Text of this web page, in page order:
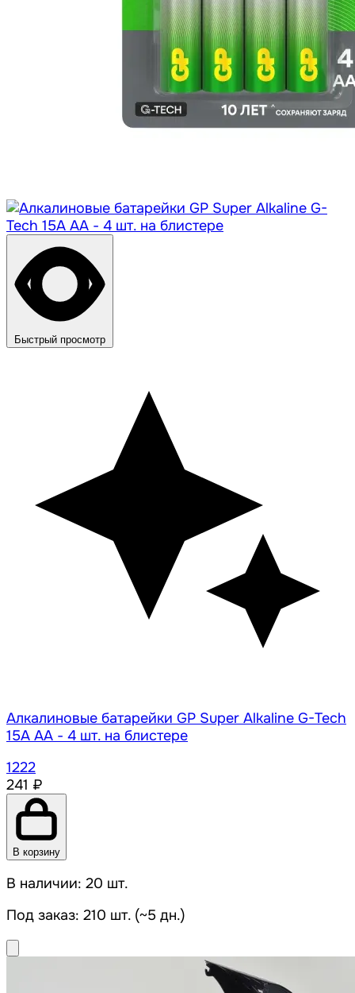
Быстрый просмотр
Алкалиновые батарейки GP Super Alkaline G-Tech
15А АA - 4 шт. на блистере
1222
241 ₽
В корзину
В наличии: 20 шт.
Под заказ: 210 шт. (~5 дн.)